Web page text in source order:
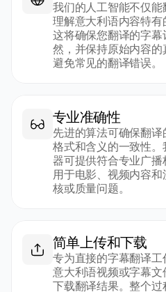
我们的人工智能不仅
理解意大利语内容特有
这将确保您翻译的字
然，并保持原始内容
避免常见的翻译错误。
专业准确性
先进的算法可确保翻译
格式和含义的一致性
器可提供符合专业广
用于电影、视频内容
核或质量问题。
简单上传和下载
专为直接的字幕翻译
意大利语视频或字幕
下载翻译结果。整个